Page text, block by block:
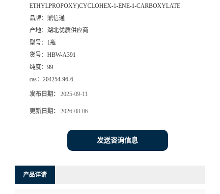
ETHYLPROPOXY)CYCLOHEX-1-ENE-1-CARBOXYLATE
品牌： 鼎信通
产地： 湖北优质供应商
型号： 1瓶
货号： HBW-A391
纯度： 99
cas： 204254-96-6
发布日期： 2025-09-11
更新日期： 2026-08-06
发送咨询信息
产品详请